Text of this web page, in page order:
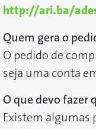
http://ari.ba/
Quem gera o
O pedido de
seja uma conta
O que devo fazer
Existem algumas